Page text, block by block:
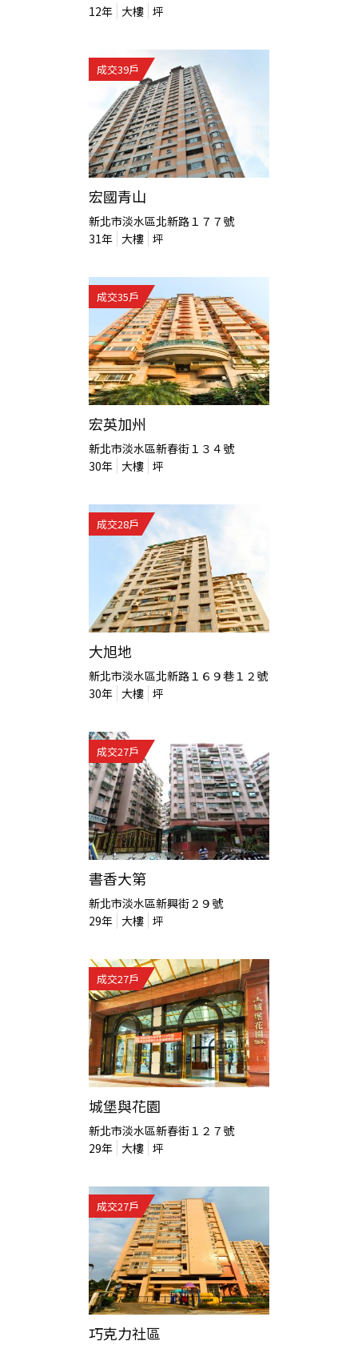
12年 大樓 坪
成交39戶
宏國青山
新北市淡水區北新路１７７號
31年 大樓 坪
成交35戶
宏英加州
新北市淡水區新春街１３４號
30年 大樓 坪
成交28戶
大旭地
新北市淡水區北新路１６９巷１２號
30年 大樓 坪
成交27戶
書香大第
新北市淡水區新興街２９號
29年 大樓 坪
成交27戶
城堡與花園
新北市淡水區新春街１２７號
29年 大樓 坪
成交27戶
巧克力社區